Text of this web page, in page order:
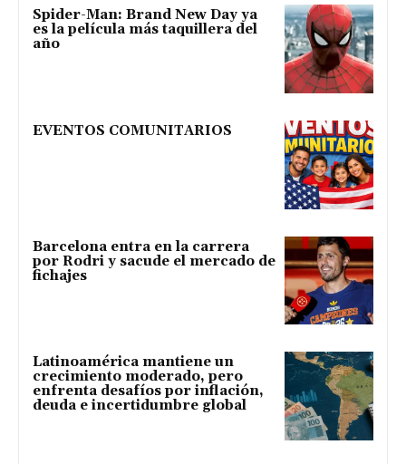
Spider-Man: Brand New Day ya
es la película más taquillera del
año
EVENTOS COMUNITARIOS
Barcelona entra en la carrera
por Rodri y sacude el mercado de
fichajes
Latinoamérica mantiene un
crecimiento moderado, pero
enfrenta desafíos por inflación,
deuda e incertidumbre global